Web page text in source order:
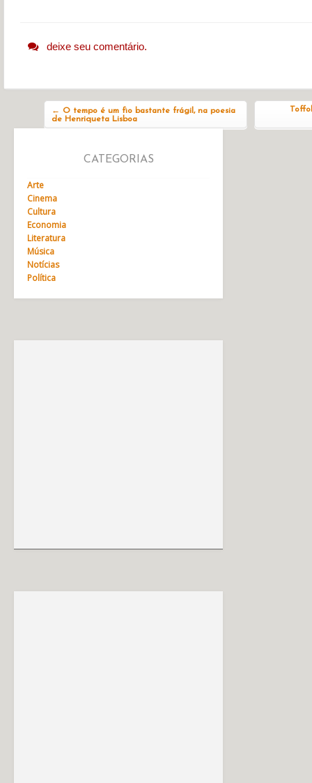
deixe seu comentário.
← O tempo é um fio bastante frágil, na poesia
de Henriqueta Lisboa
CATEGORIAS
Arte
Cinema
Cultura
Economia
Literatura
Música
Notícias
Política